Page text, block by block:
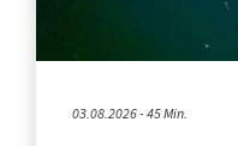
03.08.2026 - 45 Min.